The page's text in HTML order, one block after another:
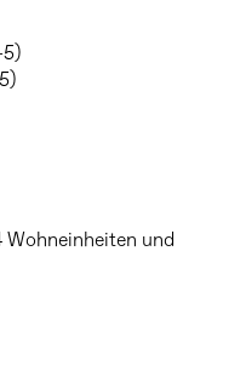
Wohneinheiten und